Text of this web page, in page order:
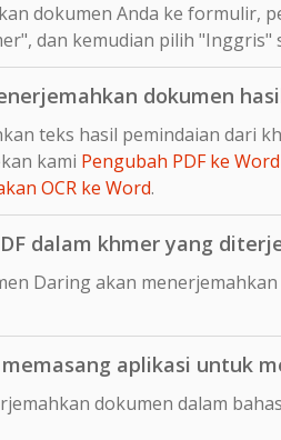
dokumen Anda ke formulir,
dan kemudian pilih
dokumen
teks hasil pemindaian dari
kami Pengubah PDF ke Word
OCR ke Word.
dalam khmer yang
Daring akan
aplikasi untuk
dokumen dalam